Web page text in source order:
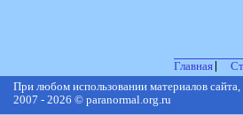
Главная
При любом использовании материалов сайта,
2007 - 2026 © paranormal.org.ru